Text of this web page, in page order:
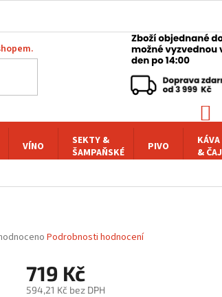
VÍNO
SEKTY &
ŠAMPAŇSKÉ
PIVO
KÁVA
& ČAJ
Podrobnosti hodnocení
719 Kč
594,21 Kč bez DPH